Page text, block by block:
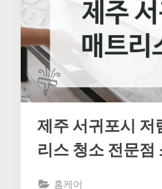
제주 서귀포시 저
리스 청소 전문점
홈케어